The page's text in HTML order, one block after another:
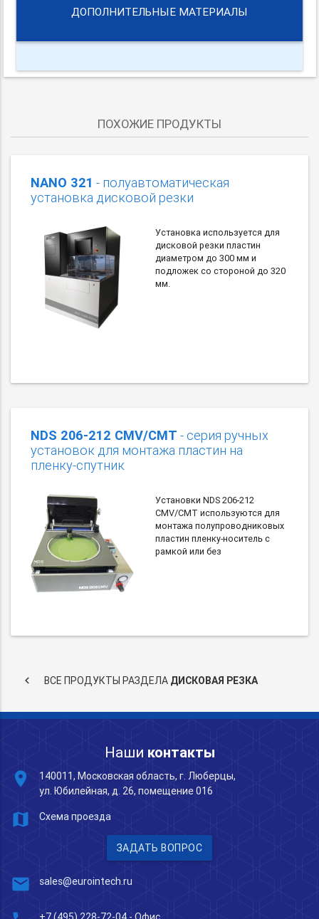
ДОПОЛНИТЕЛЬНЫЕ МАТЕРИАЛЫ
ПОХОЖИЕ ПРОДУКТЫ
NANO 321 - полуавтоматическая
установка дисковой резки
Установка используется для
дисковой резки пластин
диаметром до 300 мм и
подложек со стороной до 320
мм.
NDS 206-212 CMV/CMT - серия ручных
установок для монтажа пластин на
пленку-спутник
Установки NDS 206-212
CMV/CMT используются для
монтажа полупроводниковых
пластин пленку-носитель с
рамкой или без
keyboard_arrow_left ВСЕ ПРОДУКТЫ РАЗДЕЛА ДИСКОВАЯ РЕЗКА
Наши контакты
place
140011, Московская область, г. Люберцы,
ул. Юбилейная, д. 26, помещение 016
map Схема проезда
ЗАДАТЬ ВОПРОС
mail sales@eurointech.ru